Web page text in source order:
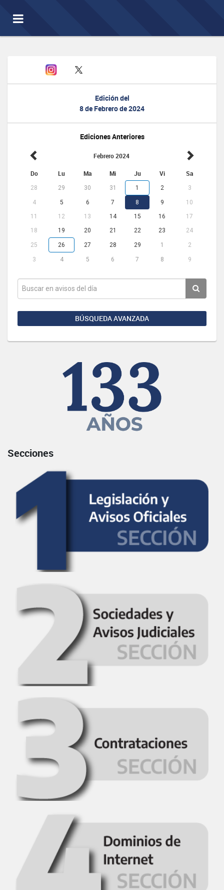
Toggle
navigation
Edición del
8 de Febrero de 2024
Ediciones Anteriores
Febrero 2024
Do Lu Ma Mi Ju Vi Sa
28 29 30 31 1 2 3
4 5 6 7 8 9
10
11
12 13 14 15 16
17
18
19 20 21 22 23 24
25 26 27 28 29 1 2
3 4 5 6 7 8 9
BÚSQUEDA AVANZADA
Secciones